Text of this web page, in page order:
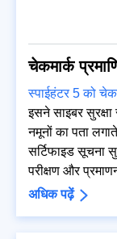
चेकमार्क
स्पाईहंटर 5 को
इसने साइबर
नमूनों का पता
सर्टिफाइड सूचना
परीक्षण और
अधिक पढ़ें